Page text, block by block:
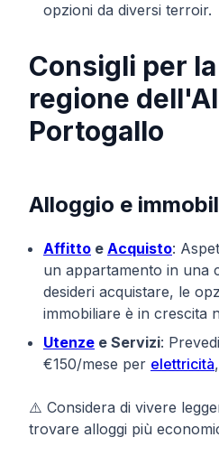
opzioni da diversi terroir.
Consigli per
regione
Portogallo
Alloggio e
Affitto e Acquisto:
un appartamento in una
desideri acquistare, le
immobiliare è in crescita
Utenze e Servizi:
€150/mese per elettricità
⚠️ Considera di vivere
trovare alloggi più